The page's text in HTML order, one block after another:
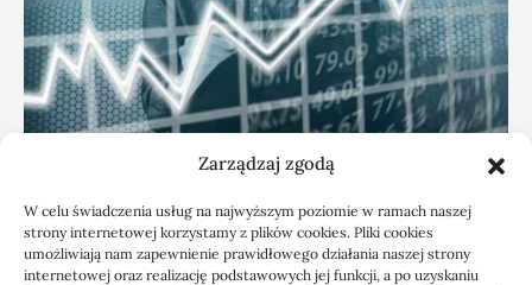
Zarządzaj zgodą
W celu świadczenia usług na najwyższym poziomie w ramach naszej
strony internetowej korzystamy z plików cookies. Pliki cookies
umożliwiają nam zapewnienie prawidłowego działania naszej strony
internetowej oraz realizację podstawowych jej funkcji, a po uzyskaniu
KSeF: przygotowanie sp. z o.o. z biurem
rachunkowym